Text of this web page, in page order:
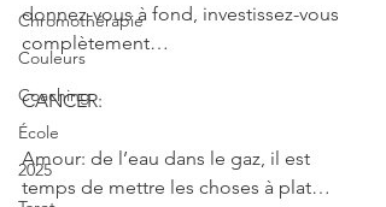
Chromothérapie
Couleurs
Coaching
École
2025
donnez-vous à fond, investissez-vous
complètement…
CANCER:
Amour: de l’eau dans le gaz, il est
temps de mettre les choses à plat…